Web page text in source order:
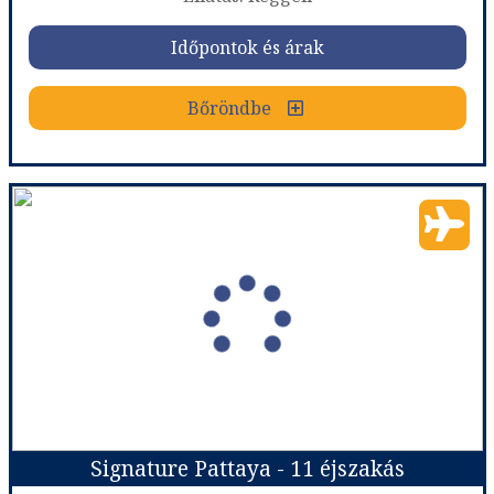
Időpontok és árak
Bőröndbe
Időpontok és árak
Bőröndbe
DÉL-THAIFÖLDI KÖRUTAZÁS PIHENÉSSEL KRABIN ****
Körutazás Thaiföldön
Utazás módja: Repülővel
Ellátás: Reggeli
Szálláskategória:Hotel ****
Időpont: 2026-11-01 | 11 éj
Signature Pattaya - 11 éjszakás